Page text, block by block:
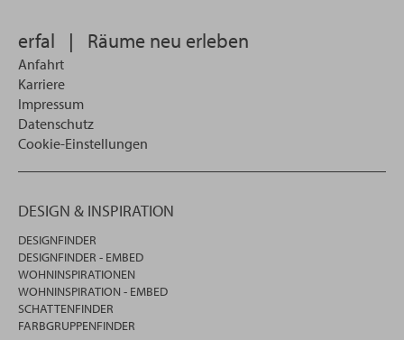
erfal | Räume neu erleben
Anfahrt
Karriere
Impressum
Datenschutz
Cookie-Einstellungen
DESIGN & INSPIRATION
DESIGNFINDER
DESIGNFINDER - EMBED
WOHNINSPIRATIONEN
WOHNINSPIRATION - EMBED
SCHATTENFINDER
FARBGRUPPENFINDER